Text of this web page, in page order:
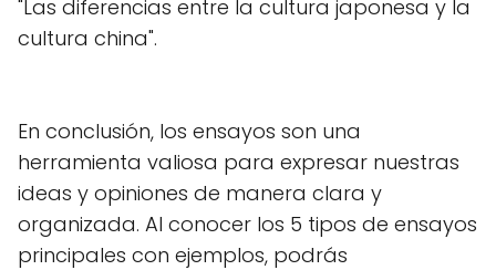
"Las diferencias entre la cultura japonesa y la
cultura china".
En conclusión, los ensayos son una
herramienta valiosa para expresar nuestras
ideas y opiniones de manera clara y
organizada. Al conocer los 5 tipos de ensayos
principales con ejemplos, podrás